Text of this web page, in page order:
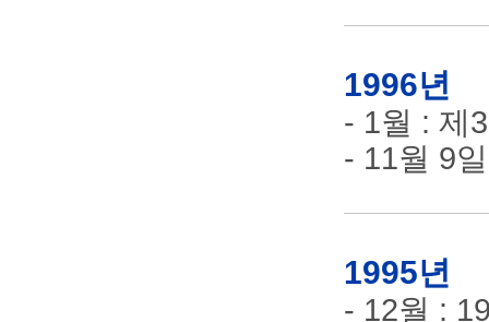
1996년
- 1월 : 제
- 11월 9
1995년
- 12월 :